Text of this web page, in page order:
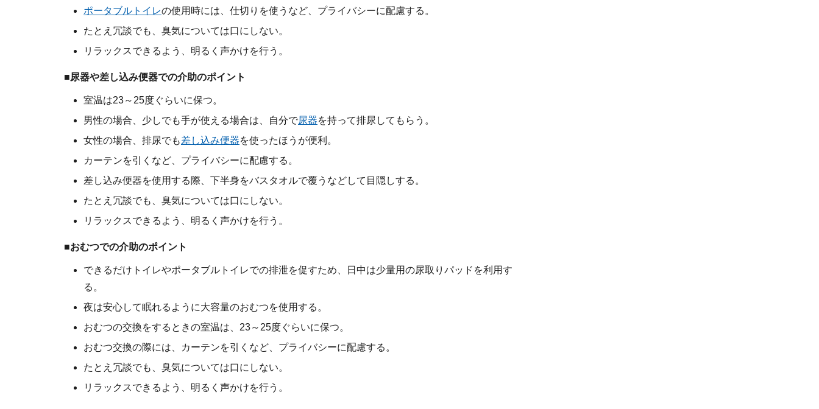
ポータブルトイレの使用時には、仕切りを使うなど、プライバシーに配慮する。
たとえ冗談でも、臭気については口にしない。
リラックスできるよう、明るく声かけを行う。
■尿器や差し込み便器での介助のポイント
室温は23～25度ぐらいに保つ。
男性の場合、少しでも手が使える場合は、自分で尿器を持って排尿してもらう。
女性の場合、排尿でも差し込み便器を使ったほうが便利。
カーテンを引くなど、プライバシーに配慮する。
差し込み便器を使用する際、下半身をバスタオルで覆うなどして目隠しする。
たとえ冗談でも、臭気については口にしない。
リラックスできるよう、明るく声かけを行う。
■おむつでの介助のポイント
できるだけトイレやポータブルトイレでの排泄を促すため、日中は少量用の尿取りパッドを利用す
る。
夜は安心して眠れるように大容量のおむつを使用する。
おむつの交換をするときの室温は、23～25度ぐらいに保つ。
おむつ交換の際には、カーテンを引くなど、プライバシーに配慮する。
たとえ冗談でも、臭気については口にしない。
リラックスできるよう、明るく声かけを行う。